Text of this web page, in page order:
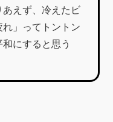
えず、冷えたビ
」ってトントン
にすると思う